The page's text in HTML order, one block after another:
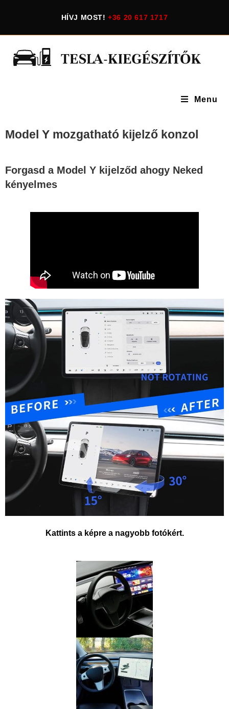
HÍVJ MOST!+36 20 617 1717
Menu
Model Y mozgatható kijelző konzol
Forgasd a Model Y kijelződ ahogy Neked
kényelmes
Kattints a képre a nagyobb fotókért.